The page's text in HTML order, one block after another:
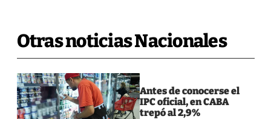
Otras noticias Nacionales
Antes de conocerse el
IPC oficial, en CABA
trepó al 2,9%